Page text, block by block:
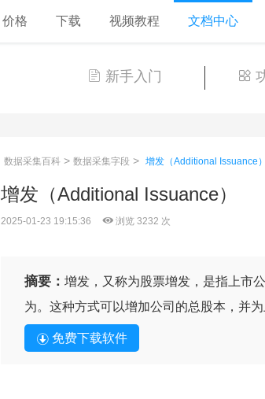
价格 下载 视频教程 文档中心
新手入门
数据采集百科 > 数据采集字段 > 增发（Additional Issuance）
增发（Additional Issuance）
2025-01-23 19:15:36 浏览 3232 次
摘要： 增发，又称为股票增发，是指上市
为。这种方式可以增加公司的总股本，并
免费下载软件